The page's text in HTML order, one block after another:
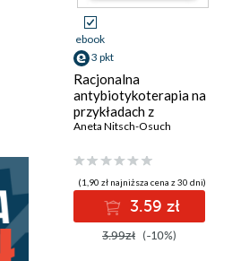
ebook
3 pkt
Racjonalna
antybiotykoterapia na
przykładach z
codziennej praktyki
Aneta Nitsch-Osuch
(1,90 zł najniższa cena z 30 dni)
3.59 zł
3.99zł (-10%)